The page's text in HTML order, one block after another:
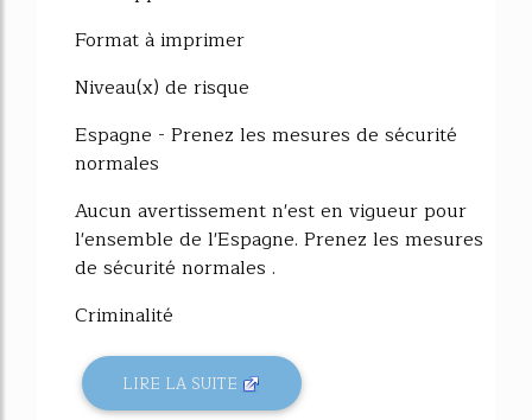
Format à imprimer
Niveau(x) de risque
Espagne - Prenez les mesures de sécurité
normales
Aucun avertissement n'est en vigueur pour
l'ensemble de l'Espagne. Prenez les mesures
de sécurité normales .
Criminalité
LIRE LA SUITE